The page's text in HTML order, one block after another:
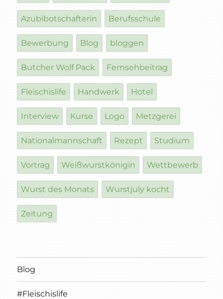
Azubibotschafterin Berufsschule
Bewerbung Blog bloggen
Butcher Wolf Pack Fernsehbeitrag
Fleischislife Handwerk Hotel
Interview Kurse Logo Metzgerei
Nationalmannschaft Rezept Studium
Vortrag Weißwurstkönigin Wettbewerb
Wurst des Monats Wurstjuly kocht
Zeitung
Blog
#Fleischislife